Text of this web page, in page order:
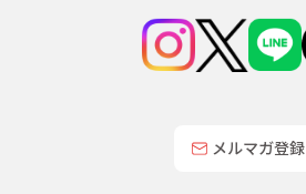
メルマガ登録